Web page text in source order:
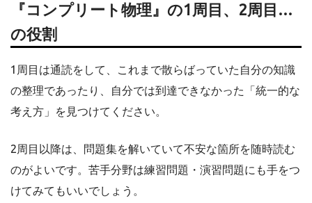
『コンプリート物理』の1周目、2周目…
の役割
1周目は通読をして、これまで散らばっていた自分の知識
の整理であったり、自分では到達できなかった「統一的な
考え方」を見つけてください。
2周目以降は、問題集を解いていて不安な箇所を随時読む
のがよいです。苦手分野は練習問題・演習問題にも手をつ
けてみてもいいでしょう。